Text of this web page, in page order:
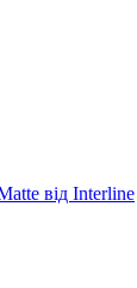
від Interline